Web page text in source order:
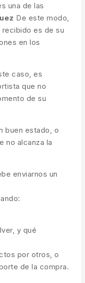
una de las
De este modo,
es de su
en los
caso, es
que no
de su
buen estado, o
no alcanza la
enviarnos un
y qué
por otros, o
de la compra.